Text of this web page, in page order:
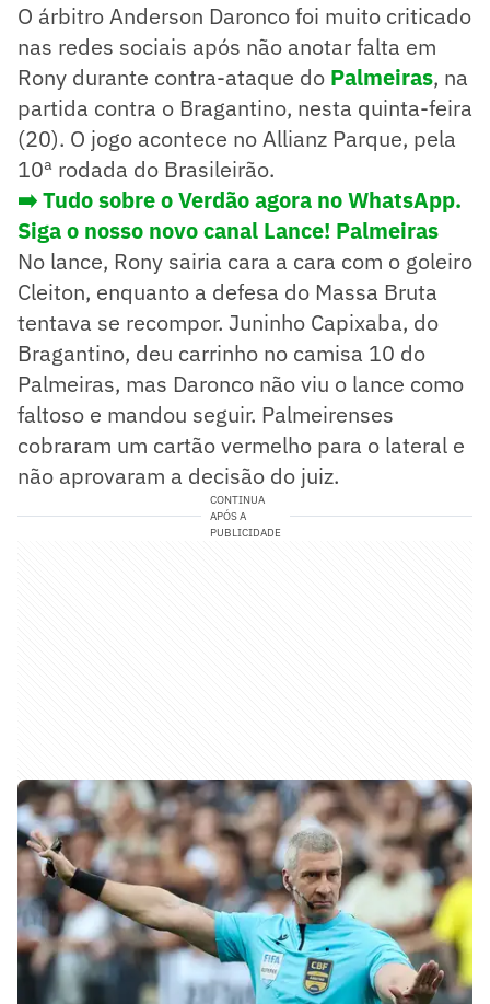
O árbitro Anderson Daronco foi muito criticado
nas redes sociais após não anotar falta em
Rony durante contra-ataque do Palmeiras, na
partida contra o Bragantino, nesta quinta-feira
(20). O jogo acontece no Allianz Parque, pela
10ª rodada do Brasileirão.
➡️ Tudo sobre o Verdão agora no WhatsApp.
Siga o nosso novo canal Lance! Palmeiras
No lance, Rony sairia cara a cara com o goleiro
Cleiton, enquanto a defesa do Massa Bruta
tentava se recompor. Juninho Capixaba, do
Bragantino, deu carrinho no camisa 10 do
Palmeiras, mas Daronco não viu o lance como
faltoso e mandou seguir. Palmeirenses
cobraram um cartão vermelho para o lateral e
não aprovaram a decisão do juiz.
CONTINUA
APÓS A
PUBLICIDADE